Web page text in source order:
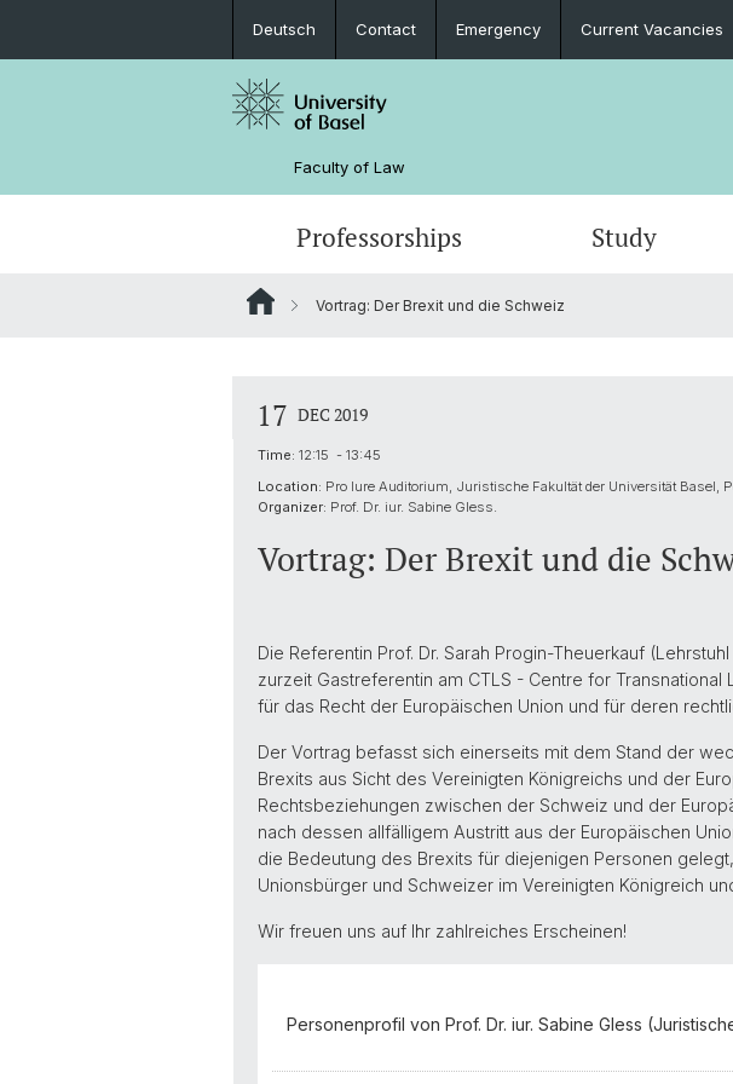
Deutsch Contact Emergency Current Vacancies
Faculty of Law
Professorships Study
Vortrag: Der Brexit und die Schweiz
17 DEC 2019
Time: 12:15 - 13:45
Location: Pro Iure Auditorium, Juristische Fakultät der Universität Basel,
Organizer: Prof. Dr. iur. Sabine Gless.
Vortrag: Der Brexit und die
Die Referentin Prof. Dr. Sarah Progin-Theuerkauf
zurzeit Gastreferentin am CTLS - Centre for
für das Recht der Europäischen Union und für deren
Der Vortrag befasst sich einerseits mit dem Stand der
Brexits aus Sicht des Vereinigten Königreichs und der
Rechtsbeziehungen zwischen der Schweiz und der
nach dessen allfälligem Austritt aus der Europäischen
die Bedeutung des Brexits für diejenigen Personen
Unionsbürger und Schweizer im Vereinigten Königreich
Wir freuen uns auf Ihr zahlreiches Erscheinen!
Personenprofil von Prof. Dr. iur. Sabine Gless